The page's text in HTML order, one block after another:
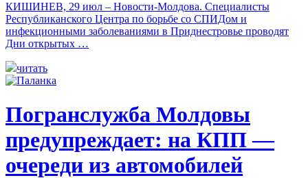
КИШИНЕВ, 29 июл – Новости-Молдова. Специалисты
Республиканского Центра по борьбе со СПИДом и
инфекционными заболеваниями в Приднестровье проводят
Дни открытых …
читать
Погранслужба Молдовы
предупреждает: на КПП —
очереди из автомобилей